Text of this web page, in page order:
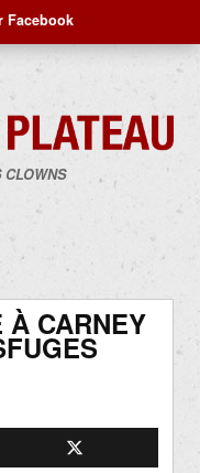
Facebook
CLOWNS
À CARNEY